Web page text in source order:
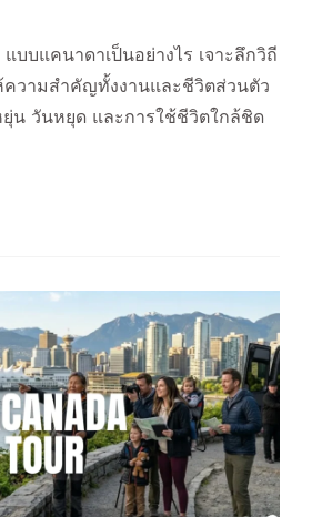
บบแคนาดาเป็นอย่างไร เจาะลึกวิถี
วามสำคัญทั้งงานและชีวิตส่วนตัว
ยุ่น วันหยุด และการใช้ชีวิตใกล้ชิด